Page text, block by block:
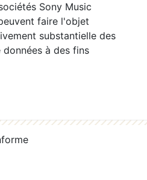
Sony Music
faire l'objet
substantielle des
à des fins